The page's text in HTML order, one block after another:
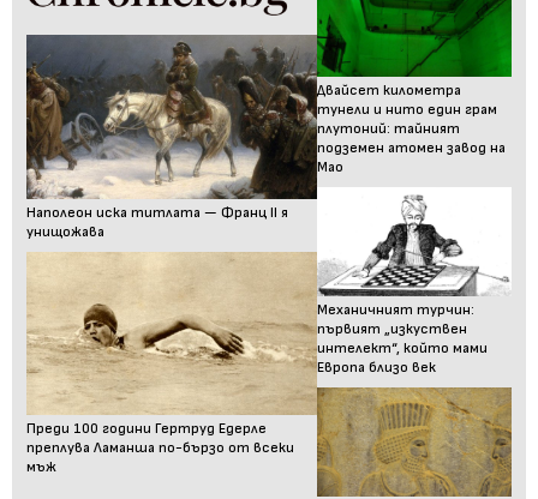
Наполеон иска титлата — Франц II я
унищожава
Преди 100 години Гертруд Едерле
преплува Ламанша по-бързо от всеки
мъж
Двайсет километра
тунели и нито един грам
плутоний: тайният
подземен атомен завод на
Мао
Механичният турчин:
първият „изкуствен
интелект“, който мами
Европа близо век